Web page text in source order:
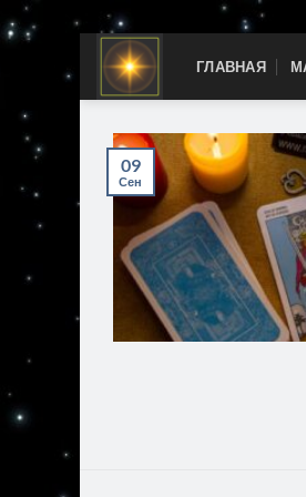
Skip
content
ГЛАВНАЯ
09
Сен